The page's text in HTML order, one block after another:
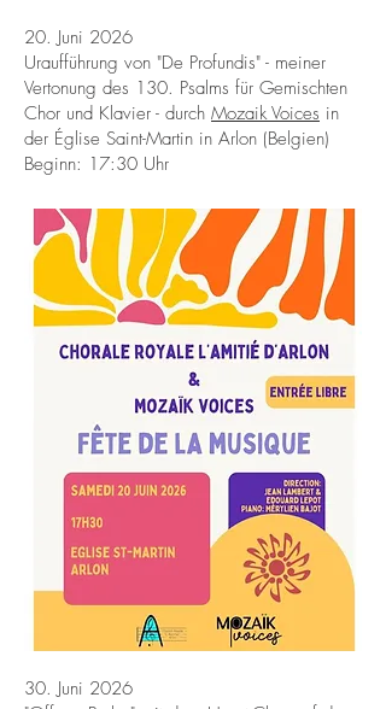
20. Juni 2026
Uraufführung von "De Profundis" - meiner
Vertonung des 130. Psalms für Gemischten
Chor und Klavier - durch Mozaik Voices in
der Église Saint-Martin in Arlon (Belgien)
Beginn: 17:30 Uhr
30. Juni 2026